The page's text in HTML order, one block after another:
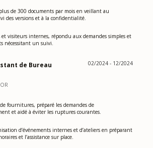
de 300 documents par mois en veillant au
des versions et à la confidentialité.
et visiteurs internes, répondu aux demandes simples et
nécessitant un suivi.
de Bureau 02/2024 - 12/2024
fournitures, préparé les demandes de
et aidé à éviter les ruptures courantes.
d’événements internes et d’ateliers en préparant
et l’assistance sur place.